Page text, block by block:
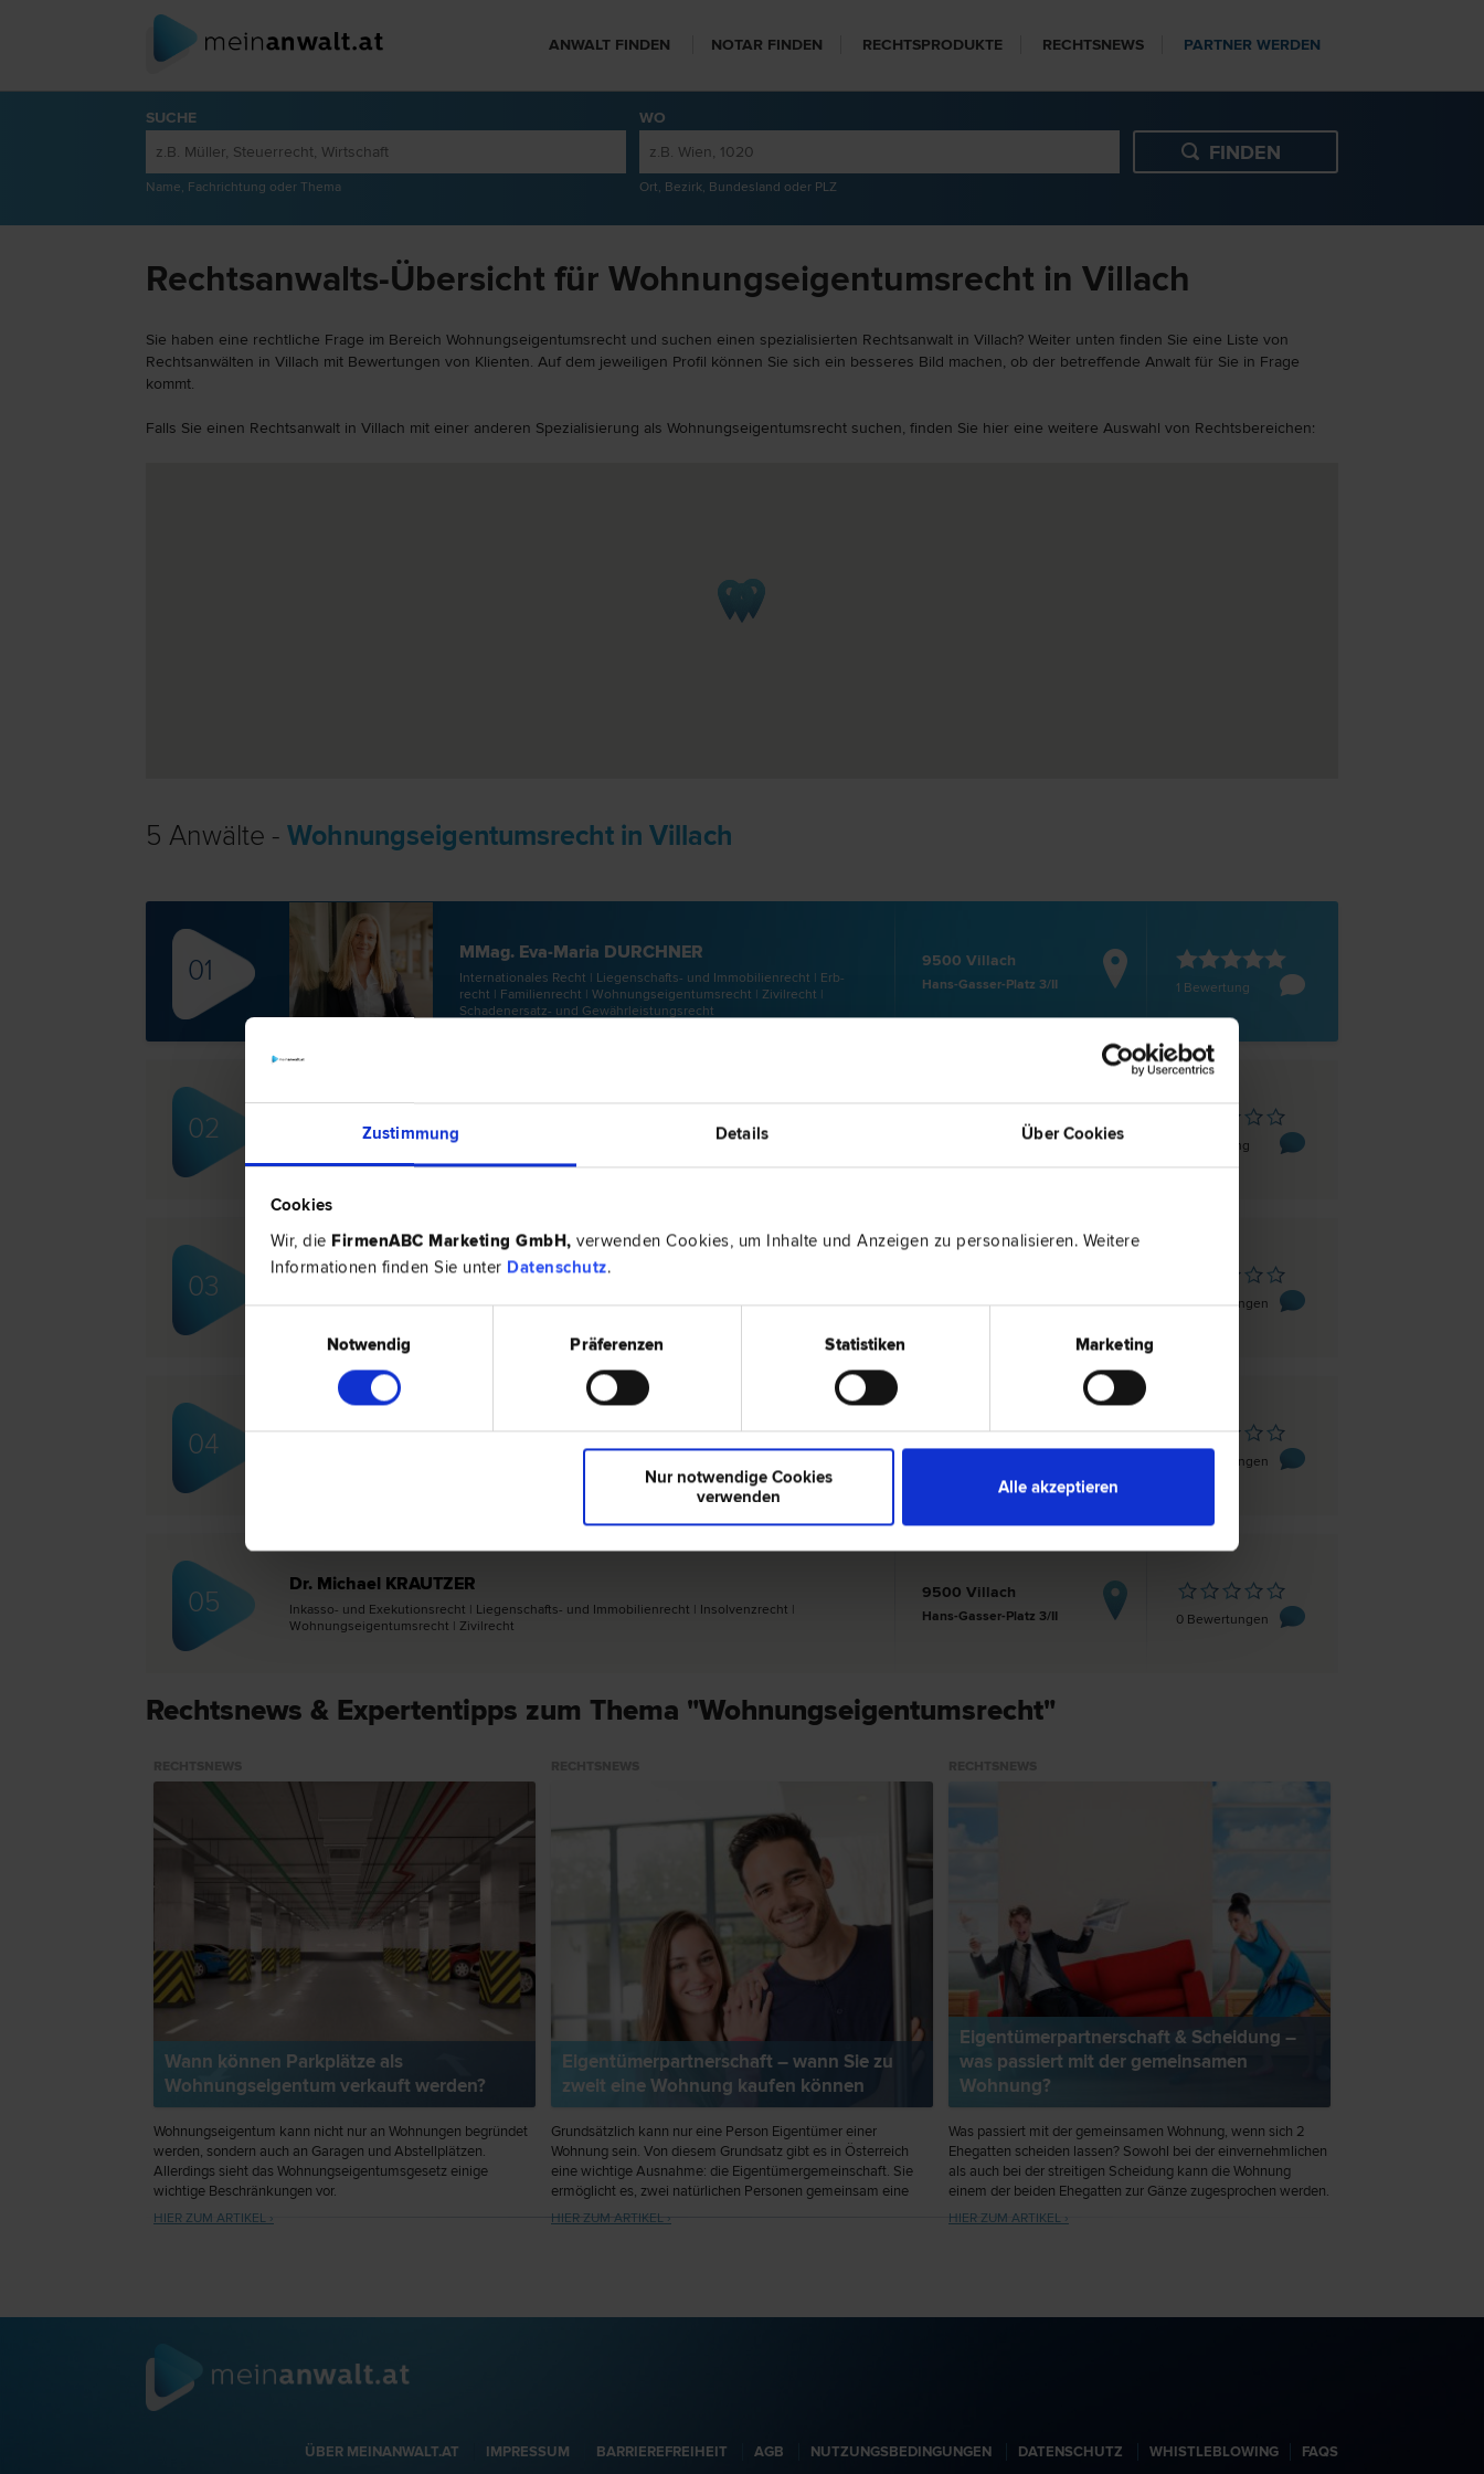
Zustimmung Details Über Cookies
Cookies
Wir, die FirmenABC Marketing GmbH, verwenden Cookies, um Inhalte und Anzeigen zu personalisieren. Weitere
Informationen finden Sie unter Datenschutz.
Notwendig
Präferenzen Statistiken Marketing
Nur notwendige Cookies
verwenden
Alle akzeptieren
ANWALT FINDEN NOTAR FINDEN RECHTSPRODUKTE RECHTSNEWS PARTNER WERDEN
SUCHE
Name, Fachrichtung oder Thema
WO
Ort, Bezirk, Bundesland oder PLZ
Rechtsanwalts-Übersicht für Wohnungseigentumsrecht in Villach
Sie haben eine rechtliche Frage im Bereich Wohnungseigentumsrecht und suchen einen spezialisierten Rechtsanwalt in Villach? Weiter unten finden Sie eine Liste von
Rechtsanwälten in Villach mit Bewertungen von Klienten. Auf dem jeweiligen Profil können Sie sich ein besseres Bild machen, ob der betreffende Anwalt für Sie in Frage
kommt.
Falls Sie einen Rechtsanwalt in Villach mit einer anderen Spezialisierung als Wohnungseigentumsrecht suchen, finden Sie hier eine weitere Auswahl von Rechtsbereichen:
5 Anwälte - Wohnungseigentumsrecht in Villach
01
MMag. Eva-Maria DURCHNER
Internationales Recht | Liegenschafts- und Immobilien­recht | Erb­
recht | Familien­recht | Wohnungseigentums­recht | Zivil­recht |
Schadenersatz- und Gewährleistungs­recht
9500 Villach
Hans-Gasser-Platz 3/II 1 Bewertung
02
Dr. Günther CLEMENTSCHITSCH
Arbeits­recht | Gesellschafts­recht | Insolvenz­recht | Verkehrs­recht | Wohnungseigentums­recht
1 Bewertung
03
Dr. Anton GRADISCHNIG
Wohnungseigentums­recht
0 Bewertungen
04
Dr. Margit NIEDERLEITNER
Familien­recht | Liegenschafts- und Immobilien­recht | Miet­recht | Wohnungseigentums­recht |
9500 Villach
0 Bewertungen
05
Dr. Michael KRAUTZER
Inkasso- und Exekutions­recht | Liegenschafts- und Immobilien­recht | Insolvenz­recht |
Wohnungseigentums­recht | Zivil­recht
9500 Villach
Hans-Gasser-Platz 3/II 0 Bewertungen
Rechtsnews & Expertentipps zum Thema "Wohnungseigentumsrecht"
Wann können Parkplätze als
Wohnungseigentum verkauft werden?
Wohnungseigentum kann nicht nur an Wohnungen begründet
werden, sondern auch an Garagen und Abstellplätzen.
Allerdings sieht das Wohnungseigentumsgesetz einige
wichtige Beschränkungen vor.
HIER ZUM ARTIKEL ›
Eigentümerpartnerschaft – wann Sie zu
zweit eine Wohnung kaufen können
Grundsätzlich kann nur eine Person Eigentümer einer
Wohnung sein. Von diesem Grundsatz gibt es in Österreich
eine wichtige Ausnahme: die Eigentümergemeinschaft. Sie
ermöglicht es, zwei natürlichen Personen gemeinsam eine
Wohnung zu kaufen. Es gibt aber einige wichtige Punkte, die
Sie beachten sollten.
HIER ZUM ARTIKEL ›
Eigentümerpartnerschaft & Scheidung –
was passiert mit der gemeinsamen
Wohnung?
Was passiert mit der gemeinsamen Wohnung, wenn sich 2
Ehegatten scheiden lassen? Sowohl bei der einvernehmlichen
als auch bei der streitigen Scheidung kann die Wohnung
einem der beiden Ehegatten zur Gänze zugesprochen werden.
In diesem Fall sind aber Ausgleichszahlungen zu leisten. Auch
ein Verkauf der Wohnung ist möglich.
HIER ZUM ARTIKEL ›
ÜBER MEINANWALT.AT IMPRESSUM BARRIEREFREIHEIT AGB NUTZUNGSBEDINGUNGEN DATENSCHUTZ WHISTLEBLOWING FAQS